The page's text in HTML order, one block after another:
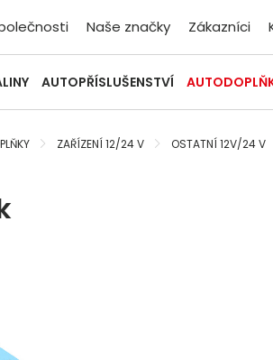
Naše značky Zákazníci
AUTOPŘÍSLUŠENSTVÍ
ZAŘÍZENÍ 12/24 V OSTATNÍ 12V/24 V